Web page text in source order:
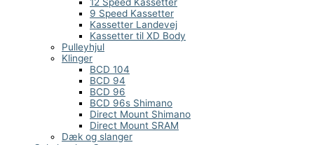
12 Speed Kassetter
9 Speed Kassetter
Kassetter Landevej
Kassetter til XD Body
Pulleyhjul
Klinger
BCD 104
BCD 94
BCD 96
BCD 96s Shimano
Direct Mount Shimano
Direct Mount SRAM
Dæk og slanger